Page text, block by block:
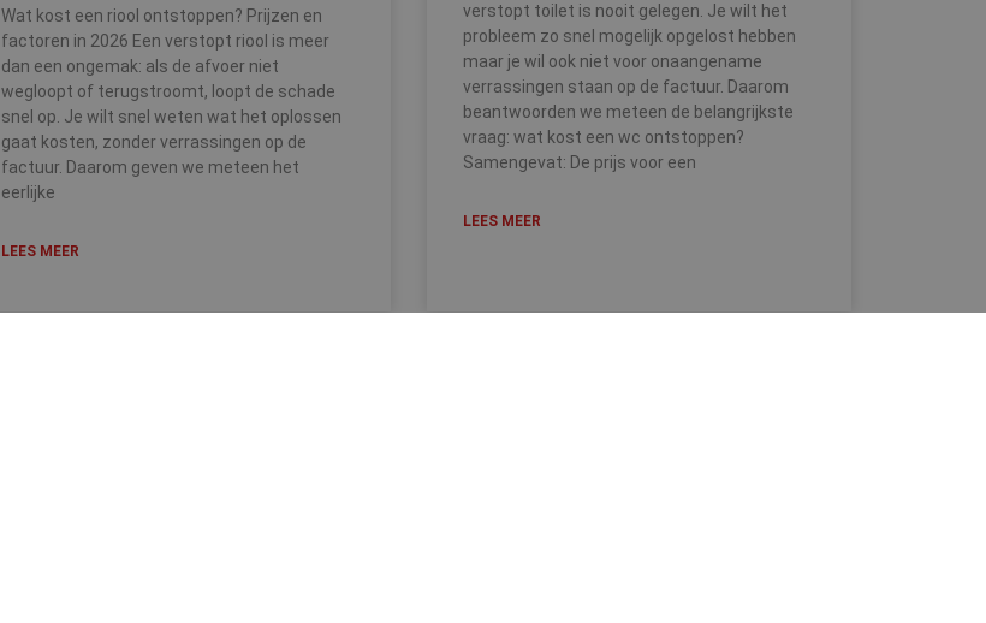
Wat kost een riool ontstoppen? Prijzen en
factoren in 2026 Een verstopt riool is meer
dan een ongemak: als de afvoer niet
wegloopt of terugstroomt, loopt de schade
snel op. Je wilt snel weten wat het oplossen
gaat kosten, zonder verrassingen op de
factuur. Daarom geven we meteen het
eerlijke
LEES MEER
verstopt toilet is nooit gelegen. Je wilt het
probleem zo snel mogelijk opgelost hebben
maar je wil ook niet voor onaangename
verrassingen staan op de factuur. Daarom
beantwoorden we meteen de belangrijkste
vraag: wat kost een wc ontstoppen?
Samengevat: De prijs voor een
LEES MEER